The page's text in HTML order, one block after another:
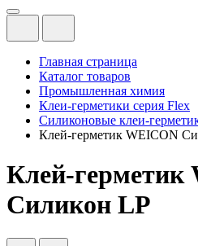
Главная страница
Каталог товаров
Промышленная химия
Клеи-герметики серия Flex
Силиконовые клеи-
Клей-герметик WEICON
Клей-герметик
Силикон LP